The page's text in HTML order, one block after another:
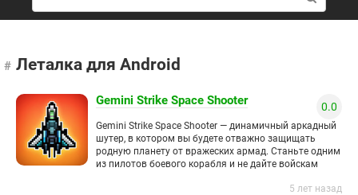
о
и
к
:
Леталка для Android
Gemini Strike Space Shooter 0.0
Gemini Strike Space Shooter — динамичный аркадный
шутер, в котором вы будете отважно защищать
родную планету от вражеских армад. Станьте одним
из пилотов боевого корабля и не дайте войскам
5 лет назад